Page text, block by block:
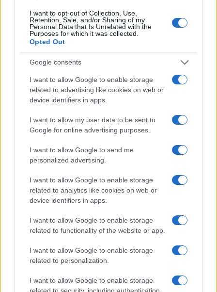
I want to opt-out of Collection, Use,
Retention, Sale, and/or Sharing of my
Personal Data that Is Unrelated with the
Purposes for which it was collected.
Opted Out
Google consents
I want to allow Google to enable storage
related to advertising like cookies on web or
device identifiers in apps.
I want to allow my user data to be sent to
Google for online advertising purposes.
I want to allow Google to send me
personalized advertising.
I want to allow Google to enable storage
related to analytics like cookies on web or
device identifiers in apps.
I want to allow Google to enable storage
related to functionality of the website or app.
I want to allow Google to enable storage
related to personalization.
I want to allow Google to enable storage
related to security, including authentication
Izklop elektrike: 426.
Nadzorništvo Vuzenica -
Območje Sv. Anton na Pohorju
Izklop elektrike: 425.
Nadzorništvo Vuzenica -
Območje Vuhred
Izklop elektrike: 424.
Nadzorništvo Vuzenica -
Izklop elektrike: 429.
Obvestila
Izklop elektrike: 426. Nadzorništvo Vuzenica - Območje Sv.
Anton na Pohorju
Izklop elektrike: 425. Nadzorništvo Vuzenica - Območje
Vuhred
pred 14 urami
Izklop elektrike: 424. Nadzorništvo Vuzenica - Območje Orlice
pred 14 urami
Prisoje
pred 14 urami
Izklop elektrike: 423. Nadzorništvo Vuzenica - Območje Mute
pred 14 urami